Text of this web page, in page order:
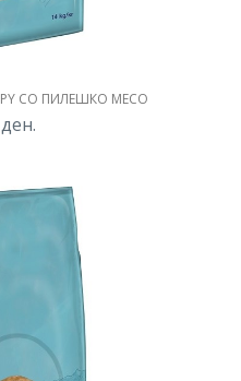
СО ПИЛЕШКО МЕСО
ден.